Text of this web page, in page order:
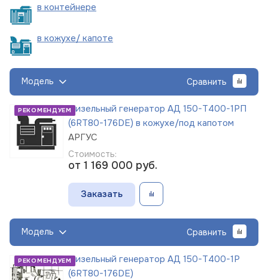
в контейнере
в кожухе/ капоте
Модель Сравнить
РЕКОМЕНДУЕМДизельный генератор АД 150-Т400-1РП
(6RT80-176DE) в кожухе/под капотом
АРГУС
Стоимость:
от 1 169 000 руб.
Заказать
Модель Сравнить
РЕКОМЕНДУЕМДизельный генератор АД 150-Т400-1Р
(6RT80-176DE)